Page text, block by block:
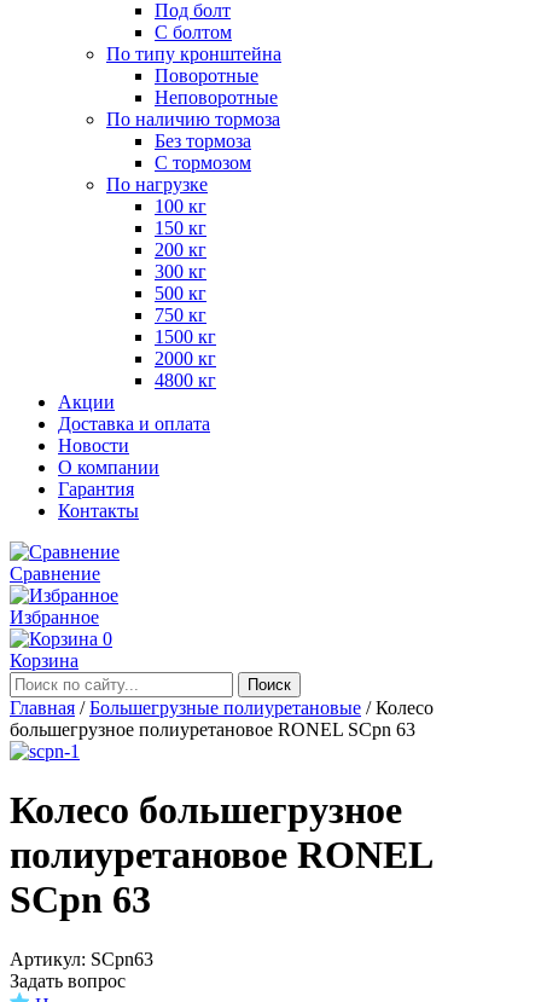
Под болт
С болтом
По типу кронштейна
Поворотные
Неповоротные
По наличию тормоза
Без тормоза
С тормозом
По нагрузке
100 кг
150 кг
200 кг
300 кг
500 кг
750 кг
1500 кг
2000 кг
4800 кг
Акции
Доставка и оплата
Новости
О компании
Гарантия
Контакты
Сравнение
Избранное
0
Корзина
Главная /Большегрузные полиуретановые /Колесо
большегрузное полиуретановое RONEL SCpn 63
Колесо большегрузное
полиуретановое RONEL
SCpn 63
Aртикул: SCpn63
Задать вопрос